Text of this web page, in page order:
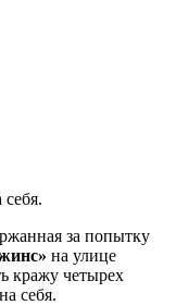
за попытку
на улице
кражу четырех
себя.